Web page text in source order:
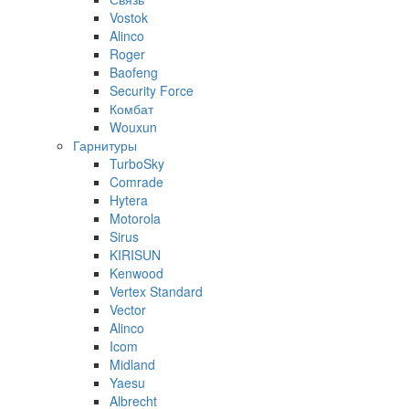
Vostok
Alinco
Roger
Baofeng
Security Force
Комбат
Wouxun
Гарнитуры
TurboSky
Comrade
Hytera
Motorola
Sirus
KIRISUN
Kenwood
Vertex Standard
Vector
Alinco
Icom
Midland
Yaesu
Albrecht